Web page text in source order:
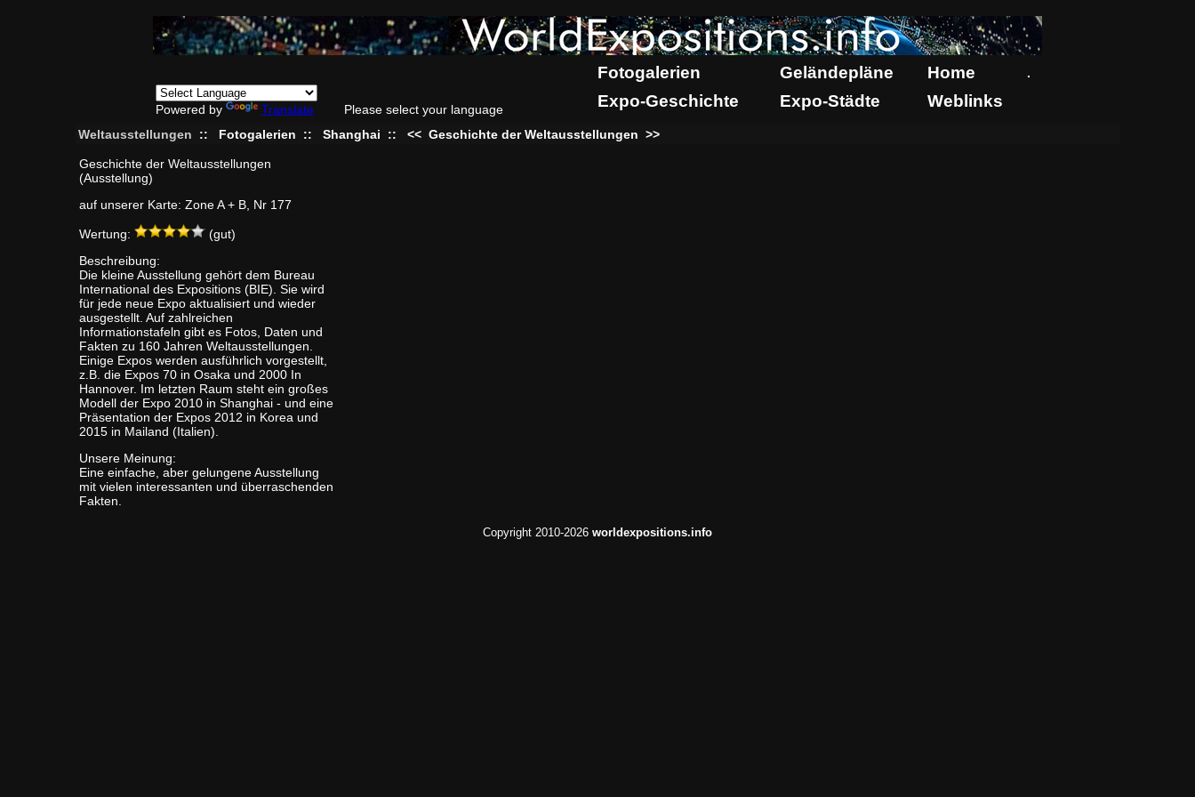
Powered by Translate Please select your language
Fotogalerien Geländepläne Home .
Expo-Geschichte Expo-Städte Weblinks
Weltausstellungen :: Fotogalerien :: Shanghai :: << Geschichte der Weltausstellungen >>
Geschichte der Weltausstellungen
(Ausstellung)
auf unserer Karte: Zone A + B, Nr 177
Wertung:
(gut)
Beschreibung:
Die kleine Ausstellung gehört dem Bureau
International des Expositions (BIE). Sie wird
für jede neue Expo aktualisiert und wieder
ausgestellt. Auf zahlreichen
Informationstafeln gibt es Fotos, Daten und
Fakten zu 160 Jahren Weltausstellungen.
Einige Expos werden ausführlich vorgestellt,
z.B. die Expos 70 in Osaka und 2000 In
Hannover. Im letzten Raum steht ein großes
Modell der Expo 2010 in Shanghai - und eine
Präsentation der Expos 2012 in Korea und
2015 in Mailand (Italien).
Unsere Meinung:
Eine einfache, aber gelungene Ausstellung
mit vielen interessanten und überraschenden
Fakten.
Copyright 2010-2026 worldexpositions.info